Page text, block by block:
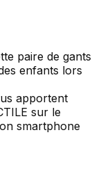
paire de gants
enfants lors
apportent
sur le
smartphone